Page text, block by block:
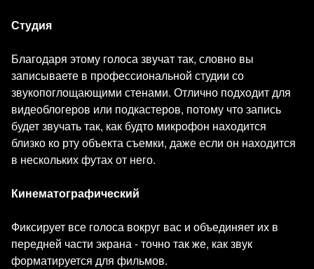
Студия
Благодаря этому голоса звучат так, словно вы
записываете в профессиональной студии со
звукопоглощающими стенами. Отлично подходит для
видеоблогеров или подкастеров, потому что запись
будет звучать так, как будто микрофон находится
близко ко рту объекта съемки, даже если он находится
в нескольких футах от него.
Кинематографический
Фиксирует все голоса вокруг вас и объединяет их в
передней части экрана - точно так же, как звук
форматируется для фильмов.